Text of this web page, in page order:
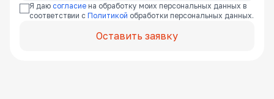
Я даю согласие на обработку моих персональных данных в
соответствии с Политикой обработки персональных данных.
Оставить заявку